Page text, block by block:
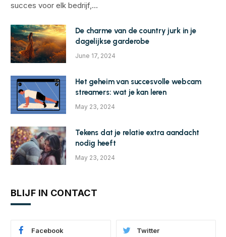
succes voor elk bedrijf,…
De charme van de country jurk in je
dagelijkse garderobe
June 17, 2024
Het geheim van succesvolle webcam
streamers: wat je kan leren
May 23, 2024
Tekens dat je relatie extra aandacht
nodig heeft
May 23, 2024
BLIJF IN CONTACT
Facebook Twitter